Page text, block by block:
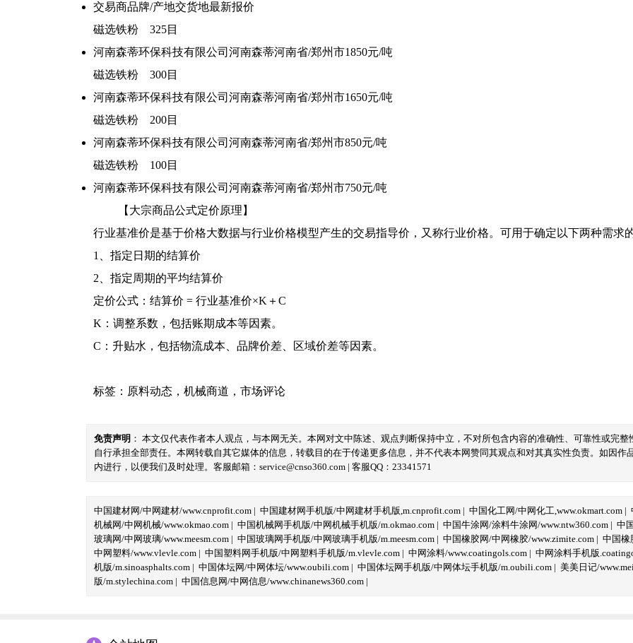
交易商品牌/产地交货地最新报价
磁选铁粉 325目
河南森蒂环保科技有限公司 河南森蒂河南省/郑州市1850元/吨
磁选铁粉 300目
河南森蒂环保科技有限公司 河南森蒂河南省/郑州市1650元/吨
磁选铁粉 200目
河南森蒂环保科技有限公司 河南森蒂河南省/郑州市850元/吨
磁选铁粉 100目
河南森蒂环保科技有限公司 河南森蒂河南省/郑州市750元/吨
【大宗商品公式定价原理】
行业基准价是基于价格大数据与行业价格模型产生的交易指导价，又称行业价格。可用于确定以下两种需求
1、指定日期的结算价
2、指定周期的平均结算价
定价公式：结算价 = 行业基准价×K＋C
K：调整系数，包括账期成本等因素。
C：升贴水，包括物流成本、品牌价差、区域价差等因素。
标签： 原料动态 ， 机械商道 ， 市场评论
免责声明 ： 本文仅代表作者本人观点，与本网无关。本网对文中陈述、观点判断保持中立，不对所包含内容的准确性、可靠性或完
自行承担全部责任。本网转载自其它媒体的信息，转载目的在于传递更多信息，并不代表本网赞同其观点和对其真实性负责。如因作
内进行，以便我们及时处理。客服邮箱：service@cnso360.com | 客服QQ：23341571
中国建材网/中网建材/www.cnprofit.com | 中国建材网手机版/中网建材手机版,m.cnprofit.com | 中国化工网/中网化工,www.okmart.com |
机械网/中网机械/www.okmao.com | 中国机械网手机版/中网机械手机版/m.okmao.com | 中国牛涂网/涂料牛涂网/www.ntw360.com | 中
玻璃网/中网玻璃/www.meesm.com | 中国玻璃网手机版/中网玻璃手机版/m.meesm.com | 中国橡胶网/中网橡胶/www.zimite.com | 中国橡
中网塑料/www.vlevle.com | 中国塑料网手机版/中网塑料手机版/m.vlevle.com | 中网涂料/www.coatingols.com | 中网涂料手机版
机版/m.sinoasphalts.com | 中国体坛网/中网体坛/www.oubili.com | 中国体坛网手机版/中网体坛手机版/m.oubili.com | 美美日记/
版/m.stylechina.com | 中国信息网/中网信息/www.chinanews360.com |